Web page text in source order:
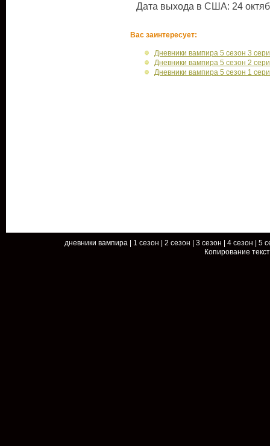
Дата выхода в США: 24
Вас заинтересует:
Дневники вампира 5 сезон 3
Дневники вампира 5 сезон 2
Дневники вампира 5 сезон 1
дневники вампира 1 сезон 2 сезон 3 сезон 4 сезон
5
Копирование